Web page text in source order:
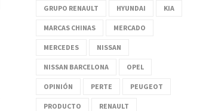
GRUPO RENAULT HYUNDAI KIA
MARCAS CHINAS MERCADO
MERCEDES NISSAN
NISSAN BARCELONA OPEL
OPINIÓN PERTE PEUGEOT
PRODUCTO RENAULT